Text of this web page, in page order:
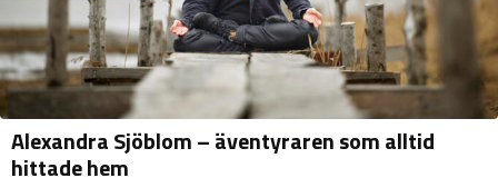
Alexandra Sjöblom – äventyraren som alltid
hittade hem